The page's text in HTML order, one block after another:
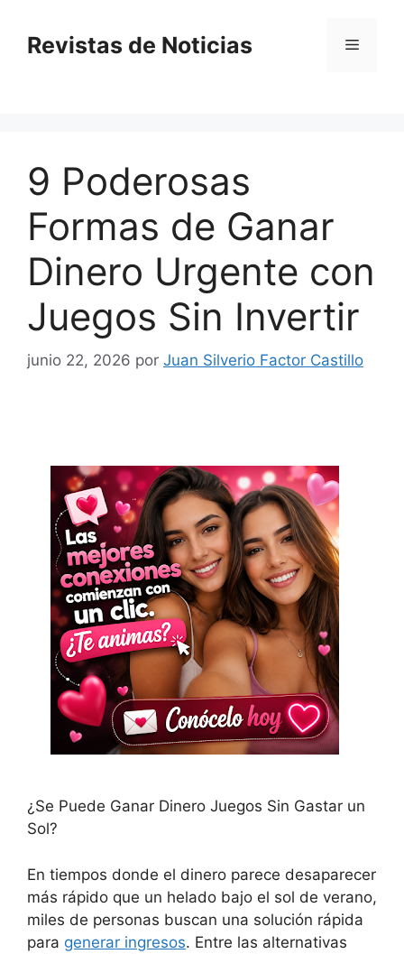
contenido
Revistas de Noticias Menú
9 Poderosas
Formas de Ganar
Dinero Urgente con
Juegos Sin Invertir
junio 22, 2026 por Juan Silverio Factor Castillo
¿Se Puede Ganar Dinero Juegos Sin Gastar un
Sol?
En tiempos donde el dinero parece desaparecer
más rápido que un helado bajo el sol de verano,
miles de personas buscan una solución rápida
para generar ingresos. Entre las alternativas